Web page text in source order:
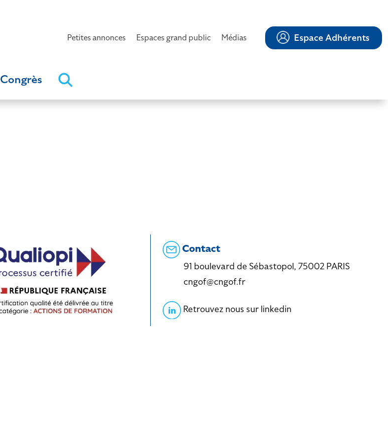
Petites annonces Espaces grand public Médias Espace Adhérents
Congrès
Contact
91 boulevard de Sébastopol, 75002 PARIS
cngof@cngof.fr
Retrouvez nous sur linkedin